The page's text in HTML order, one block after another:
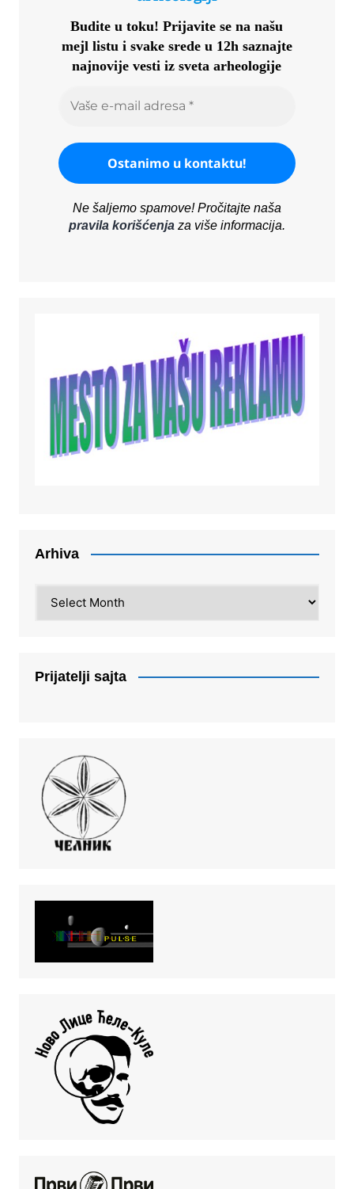
Budite u toku!Prijavite se na našu
mejl listu i svake srede u 12h saznajte
najnovije vesti iz sveta arheologije
Ne šaljemo spamove! Pročitajte naša
pravila korišćenjaza više informacija.
Arhiva
Prijatelji sajta